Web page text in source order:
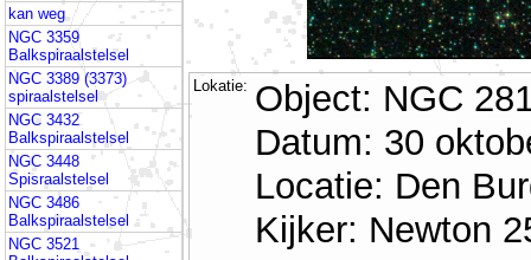
kan weg
NGC 3359
Balkspiraalstelsel
NGC 3389 (3373)
spiraalstelsel
NGC 3432
Balkspiraalstelsel
NGC 3448
Spisraalstelsel
NGC 3486
Balkspiraalstelsel
NGC 3521
Lokatie: Object: NGC
Datum: 30
Locatie: Den
Kijker: Newton